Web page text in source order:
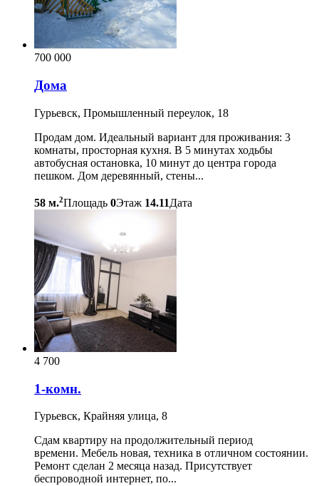
700 000
Дома
Гурьевск, Промышленный переулок, 18
Продам дом. Идеальный вариант для проживания: 3
комнаты, просторная кухня. В 5 минутах ходьбы
автобусная остановка, 10 минут до центра города
пешком. Дом деревянный, стены...
58 м.2Площадь 0Этаж 14.11Дата
4 700
1-комн.
Гурьевск, Крайняя улица, 8
Сдам квартиру на продолжительный период
времени. Мебель новая, техника в отличном состоянии.
Ремонт сделан 2 месяца назад. Присутствует
беспроводной интернет, по...